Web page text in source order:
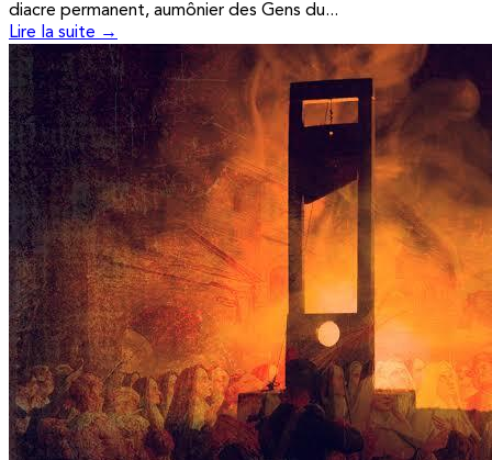
diacre permanent, aumônier des Gens du...
Lire la suite →